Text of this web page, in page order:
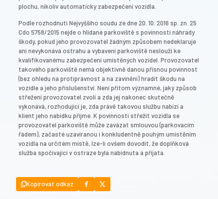
plochu, nikoliv automaticky zabezpečení vozidla.
Podle rozhodnutí Nejvyššího soudu ze dne 20. 10. 2016 sp. zn. 25
Cdo 5758/2015 nejde o hlídané parkoviště s povinností náhrady
škody, pokud jeho provozovatel žádným způsobem nedeklaruje
ani nevykonává ostrahu a vybavení parkoviště neslouží ke
kvalifikovanému zabezpečení umístěných vozidel. Provozovatel
takového parkoviště nemá objektivně danou přísnou povinnost
(bez ohledu na protiprávnost a na zavinění) hradit škodu na
vozidle a jeho příslušenství. Není přitom významné, jaký způsob
střežení provozovatel zvolí a zda jej nakonec skutečně
vykonává, rozhodující je, zda právě takovou službu nabízí a
klient jeho nabídku přijme. K povinnosti střežit vozidla se
provozovatel parkoviště může zavázat smlouvou (parkovacím
řádem), začasté uzavíranou i konkludentně pouhým umístěním
vozidla na určitém místě, lze-li ovšem dovodit, že doplňková
služba spočívající v ostraze byla nabídnuta a přijata.
Kopírovat odkaz